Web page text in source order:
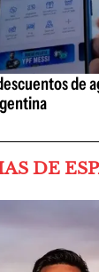
de
DE